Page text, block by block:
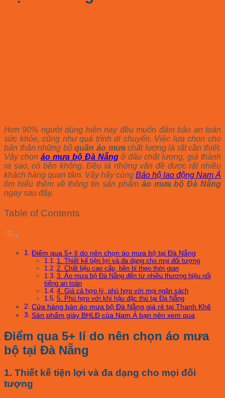
Hơn 90% người dùng hiện nay đều muốn đảm bảo an toàn
sức khỏe, cũng như quá trình di chuyển. Việc lựa chọn cho
bản thân những bộquần áo mưachất lượng là rất cần thiết.
Vậy chọn áo mưa bộ Đà Nẵngở đâu chất lượng, giá thành
ra sao, có bền không. Đều là những vấn đề được rất nhiều
khách hàng quan tâm. Vậy hãy cùng Bảo hộ lao động Nam Á
tìm hiểu thêm về thông tin sản phẩm áo mưa bộ Đà Nẵng
ngay sau đây.
Table of Contents
Điểm qua 5+ lí do nên chọn áo mưa bộ tại Đà Nẵng
1. Thiết kế tiện lợi và đa dạng cho mọi đối tượng
2. Chất liệu cao cấp, bền bỉ theo thời gian
3. Áo mưa bộ Đà Nẵng đến từ nhiều thương hiệu nổi
tiếng an toàn
4. Giá cả hợp lý, phù hợp với mọi ngân sách
5. Phù hợp với khí hậu đặc thù tại Đà Nẵng
Cửa hàng bán áo mưa bộ Đà Nẵng giá rẻ tại Thanh Khê
Sản phẩm giày BHLĐ của Nam Á bạn nên xem qua
Điểm qua 5+ lí do nên chọn áo mưa
bộ tại Đà Nẵng
1. Thiết kế tiện lợi và đa dạng cho mọi đối
tượng